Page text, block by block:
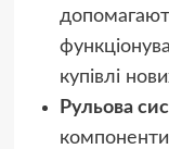
купівлі
Рульова